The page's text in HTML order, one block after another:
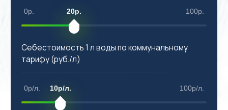
0р. 100р.
20р.
Себестоимость 1 л воды по коммунальному
тарифу (руб./л)
0р/л. 100р/л.
10р/л.